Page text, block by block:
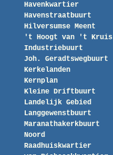
Havenkwartier
Havenstraatbuurt
Hilversumse Meent
't Hoogt van 't Kruis
Industriebuurt
Joh. Geradtswegbuurt
Kerkelanden
Kernplan
Kleine Driftbuurt
Landelijk Gebied
Langgewenstbuurt
Maranathakerkbuurt
Noord
Raadhuiskwartier